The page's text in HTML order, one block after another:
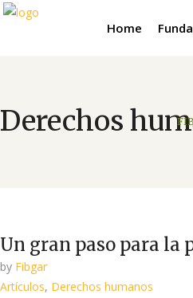
Home
Derechos
Un gran paso para la
by Fibgar
Artículos, Derechos humanos